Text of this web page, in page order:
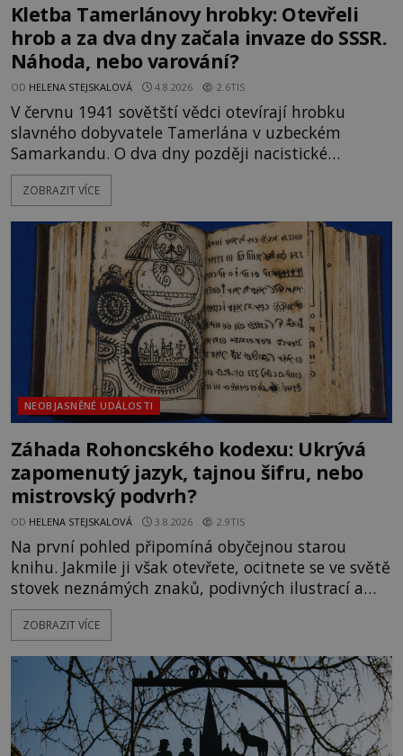
Kletba Tamerlánovy hrobky: Otevřeli
hrob a za dva dny začala invaze do SSSR.
Náhoda, nebo varování?
OD HELENA STEJSKALOVÁ 4.8.2026 2.6TIS
V červnu 1941 sovětští vědci otevírají hrobku
slavného dobyvatele Tamerlána v uzbeckém
Samarkandu. O dva dny později nacistické
Německo zahajuje operaci Barbarossa a napadá
Sovětský svaz. Shoda dat je natolik zarážející, že se
na legendě něco pravdy, nebo jde jen o fascinující
souhru okolností? Když antropolog Michail
Gerasimov (1907-1970) a
ZOBRAZIT VÍCE
NEOBJASNĚNÉ UDÁLOSTI
Záhada Rohoncského kodexu: Ukrývá
zapomenutý jazyk, tajnou šifru, nebo
mistrovský podvrh?
OD HELENA STEJSKALOVÁ 3.8.2026 2.9TIS
Na první pohled připomíná obyčejnou starou
knihu. Jakmile ji však otevřete, ocitnete se ve světě
stovek neznámých znaků, podivných ilustrací a
textu, který už téměř dvě století vzdoruje všem
pokusům o rozluštění. Rohoncský kodex patří mezi
jistotou neví, kdo jej napsal, kdy vznikl ani co
vlastně vypráví. Rohoncský kodex se poprvé
objevuje v roce
ZOBRAZIT VÍCE